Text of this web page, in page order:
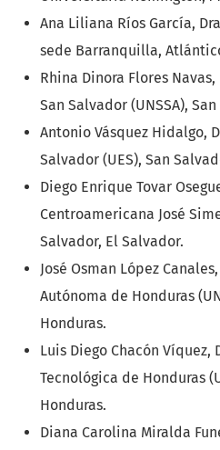
Ana Liliana Ríos García,
sede Barranquilla,
Rhina Dinora Flores
San Salvador (UNSSA),
Antonio Vásquez Hidalgo,
Salvador (UES), San
Diego Enrique Tovar
Centroamericana José
Salvador, El Salvador.
José Osman López
Autónoma de Honduras
Honduras.
Luis Diego Chacón Víquez,
Tecnológica de Honduras
Honduras.
Diana Carolina Miralda